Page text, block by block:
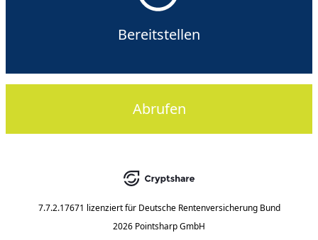
Bereitstellen
Abrufen
7.7.2.17671 lizenziert für Deutsche Rentenversicherung Bund
2026 Pointsharp GmbH